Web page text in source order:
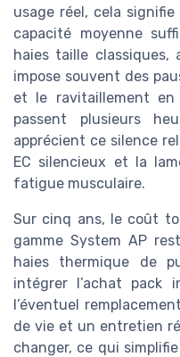
usage réel, cela
capacité moyenne
haies taille classiques,
impose souvent des
et le ravitaillement en
passent plusieurs
apprécient ce silence
EC silencieux et la
fatigue musculaire.
Sur cinq ans, le coût
gamme System AP
haies thermique de
intégrer l’achat pack
l’éventuel
de vie et un entretien
changer, ce qui